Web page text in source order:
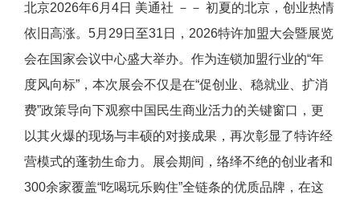
北京2026年6月4日 美通社 －－ 初夏的北京，创业热情
依旧高涨。5月29日至31日，2026特许加盟大会暨展览
会在国家会议中心盛大举办。作为连锁加盟行业的“年
度风向标”，本次展会不仅是在“促创业、稳就业、扩消
费”政策导向下观察中国民生商业活力的关键窗口，更
以其火爆的现场与丰硕的对接成果，再次彰显了特许经
营模式的蓬勃生命力。展会期间，络绎不绝的创业者和
300余家覆盖“吃喝玩乐购住”全链条的优质品牌，在这